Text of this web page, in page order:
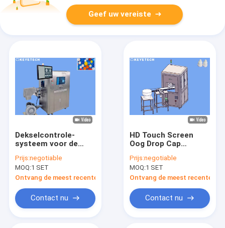
Geef uw vereiste
Dekselcontrole-
systeem voor de
sluiten van de oliekap
met SS 304 materiaal
1 jaar garantie
Prijs:negotiable
MOQ:1 SET
Ontvang de meest recente Prijs
Contact nu
HD Touch Screen
Oog Drop Cap
met glas draaitafel
inspectie
Prijs:negotiable
MOQ:1 SET
Ontvang de meest recente
Contact nu